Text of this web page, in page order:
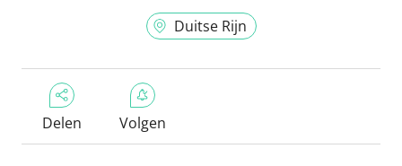
Duitse Rijn
Delen Volgen